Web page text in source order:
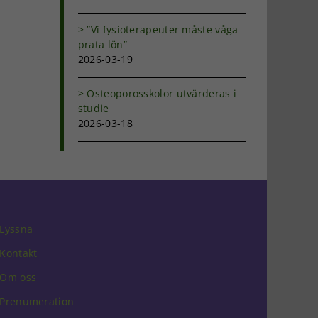
”Vi fysioterapeuter måste våga
prata lön”
2026-03-19
Osteoporosskolor utvärderas i
studie
2026-03-18
Lyssna
Kontakt
Om oss
Prenumeration